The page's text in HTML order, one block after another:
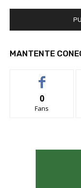
MANTENTE
0
Fans